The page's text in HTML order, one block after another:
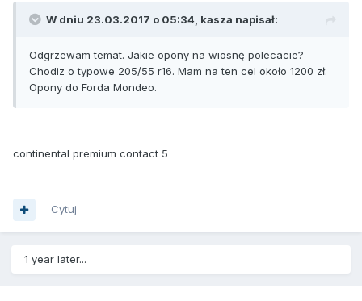
W dniu 23.03.2017 o 05:34, kasza napisał:
Odgrzewam temat. Jakie opony na wiosnę polecacie?
Chodiz o typowe 205/55 r16. Mam na ten cel około 1200 zł.
Opony do Forda Mondeo.
continental premium contact 5
Cytuj
1 year later...